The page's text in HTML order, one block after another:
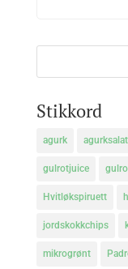
Stikkord
agurk agurksalat
gulrotjuice
Hvitløkspiruett
jordskokkchips
mikrogrønt